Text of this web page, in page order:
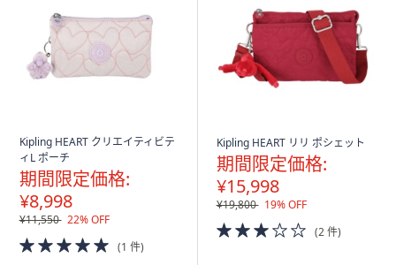
Kipling HEART クリエイティビテ
ィL ポーチ
期間限定価格:
¥8,998
¥11,550 22% OFF
5.0
of
(1 件)
Kipling HEART リリ ポシェット
期間限定価格:
¥15,998
¥19,800 19% OFF
3.0
of
(2 件)